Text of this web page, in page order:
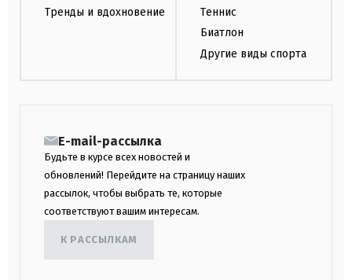
Тренды и вдохновение
Теннис
Биатлон
Другие виды спорта
E-mail-рассылка
Будьте в курсе всех новостей и
обновлений! Перейдите на страницу наших
рассылок, чтобы выбрать те, которые
соответствуют вашим интересам.
К РАССЫЛКАМ